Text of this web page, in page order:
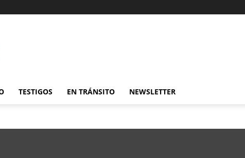
TESTIGOS EN TRÁNSITO NEWSLETTER